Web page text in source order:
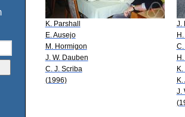
K. Parshall
E. Ausejo
M. Hormigon
J. W. Dauben
C. J. Scriba
(1996)
J.
J.